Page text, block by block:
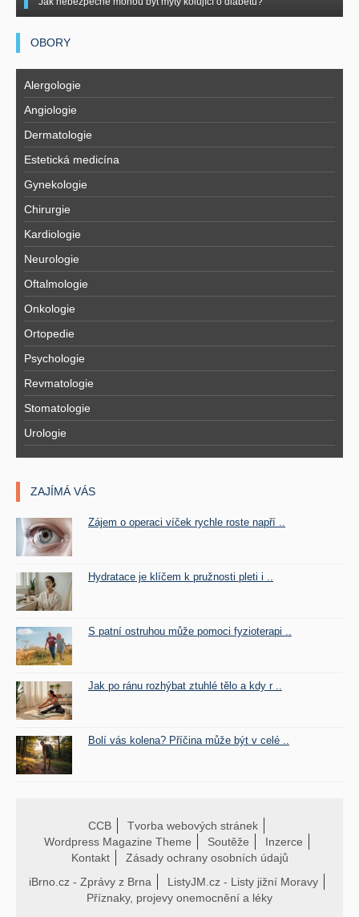
OBORY
Alergologie
Angiologie
Dermatologie
Estetická medicína
Gynekologie
Chirurgie
Kardiologie
Neurologie
Oftalmologie
Onkologie
Ortopedie
Psychologie
Revmatologie
Stomatologie
Urologie
ZAJÍMÁ VÁS
Zájem o operaci víček rychle roste napří ..
Hydratace je klíčem k pružnosti pleti i ..
S patní ostruhou může pomoci fyzioterapi ..
Jak po ránu rozhýbat ztuhlé tělo a kdy r ..
Bolí vás kolena? Příčina může být v celé ..
CCB
Tvorba webových stránek
Wordpress Magazine Theme
Soutěže
Inzerce
Kontakt
Zásady ochrany osobních údajů
iBrno.cz - Zprávy z Brna
ListyJM.cz - Listy jižní Moravy
Příznaky, projevy onemocnění a léky